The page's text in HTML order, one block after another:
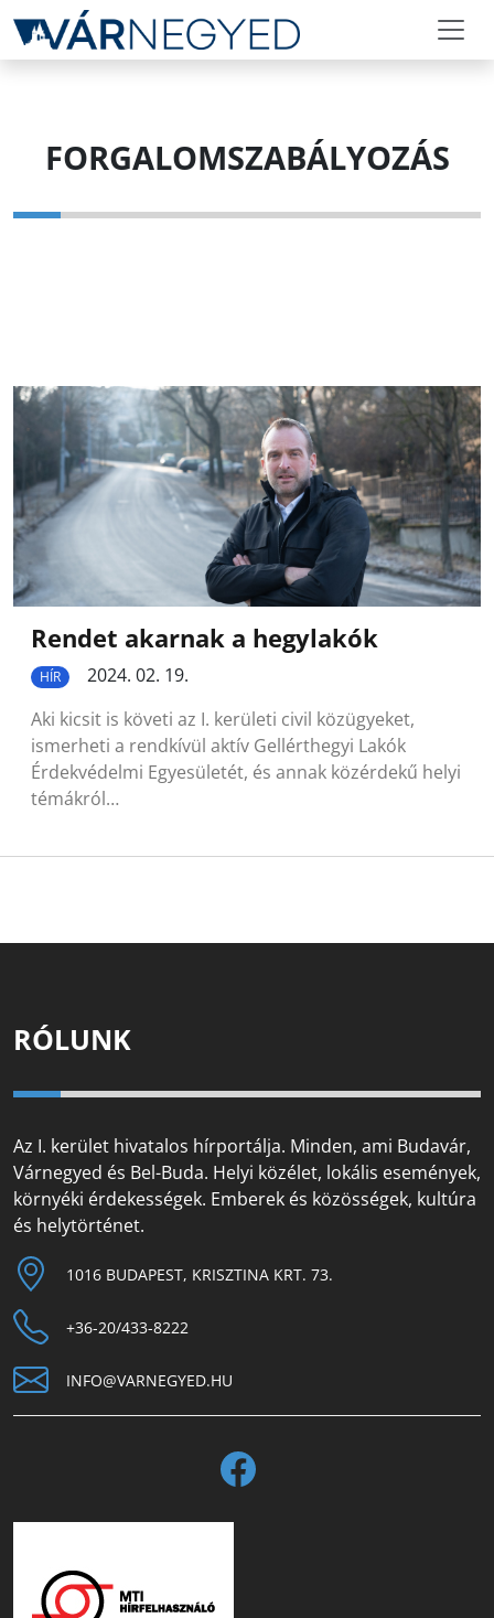
FORGALOMSZABÁLYOZÁS
Rendet akarnak a hegylakók
HÍR
2024. 02. 19.
Aki kicsit is követi az I. kerületi civil közügyeket,
ismerheti a rendkívül aktív Gellérthegyi Lakók
Érdekvédelmi Egyesületét, és annak közérdekű helyi
témákról…
RÓLUNK
Az I. kerület hivatalos hírportálja. Minden, ami Budavár,
Várnegyed és Bel-Buda. Helyi közélet, lokális események,
környéki érdekességek. Emberek és közösségek, kultúra
és helytörténet.
1016 BUDAPEST, KRISZTINA KRT. 73.
+36-20/433-8222
INFO@VARNEGYED.HU